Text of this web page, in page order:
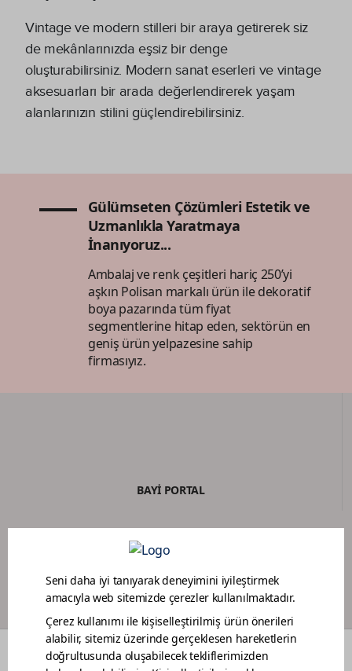
Vintage ve modern stilleri bir araya getirerek siz
de mekânlarınızda eşsiz bir denge
oluşturabilirsiniz. Modern sanat eserleri ve vintage
aksesuarları bir arada değerlendirerek yaşam
alanlarınızın stilini güçlendirebilirsiniz.
Gülümseten Çözümleri Estetik ve
Uzmanlıkla Yaratmaya
İnanıyoruz...
Ambalaj ve renk çeşitleri hariç 250’yi
aşkın Polisan markalı ürün ile dekoratif
boya pazarında tüm fiyat
segmentlerine hitap eden, sektörün en
geniş ürün yelpazesine sahip
firmasıyız.
BAYİ PORTAL
BOYACI SADAKAT PROGRAMI
RENKLER DEKORASYON FİKİRLERİ RENOVASYON